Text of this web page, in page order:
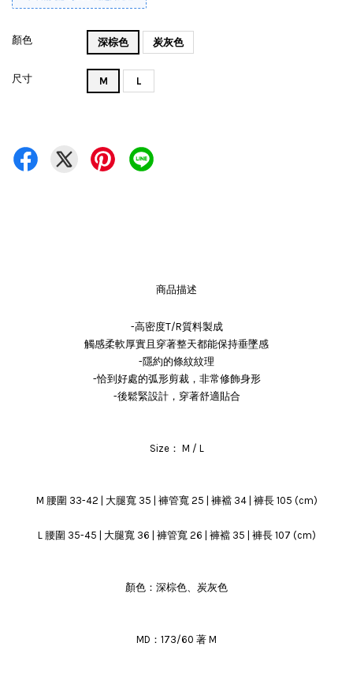
顏色 深棕色 炭灰色
尺寸 M L
商品描述
-高密度T/R質料製成
觸感柔軟厚實且穿著整天都能保持垂墜感
-隱約的條紋紋理
-恰到好處的弧形剪裁，非常修飾身形
-後鬆緊設計，穿著舒適貼合
Size： M / L
M 腰圍 33-42 | 大腿寬 35 | 褲管寬 25 | 褲襠 34 | 褲長 105 (cm)
L 腰圍 35-45 | 大腿寬 36 | 褲管寬 26 | 褲襠 35 | 褲長 107 (cm)
顏色：深棕色、炭灰色
MD：173/60 著 M